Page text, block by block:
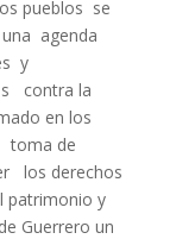
pueblos se
agenda
y
contra la
en los
toma de
los derechos
patrimonio y
Guerrero un